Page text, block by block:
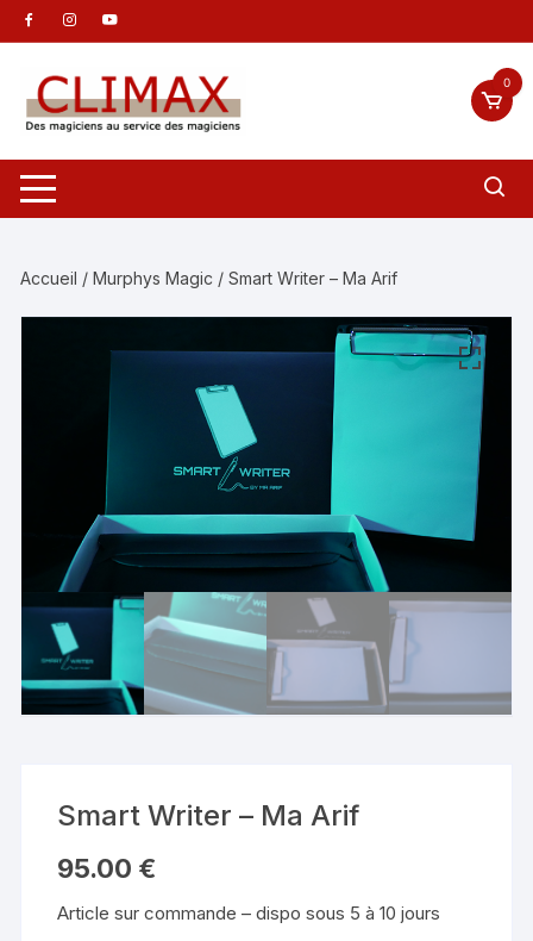
Aller
au
contenu
0
Accueil /Murphys Magic / Smart Writer – Ma Arif
Smart Writer – Ma Arif
95.00 €
Article sur commande – dispo sous 5 à 10 jours